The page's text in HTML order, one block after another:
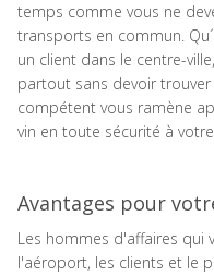
temps comme vous ne
transports en commun.
un client dans le centre-
partout sans devoir
compétent vous ramène
vin en toute sécurité à
Avantages pour
Les hommes d'affaires qui
l'aéroport, les clients et le